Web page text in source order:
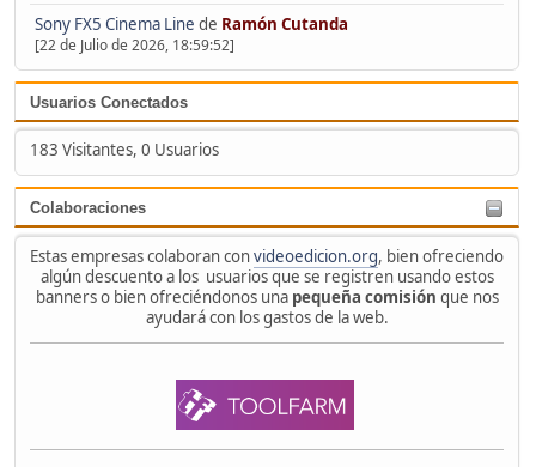
Sony FX5 Cinema Line de Ramón Cutanda
[22 de Julio de 2026, 18:59:52]
Usuarios Conectados
183 Visitantes, 0 Usuarios
Colaboraciones
Estas empresas colaboran convideoedicion.org, bien ofreciendo
algún descuento a los usuarios que se registren usando estos
banners o bien ofreciéndonos una pequeña comisión que nos
ayudará con los gastos de la web.